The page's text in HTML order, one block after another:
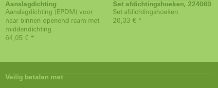
Aanslagdichting
Aanslagdichting (EPDM) voor
naar binnen openend raam met
middendichting
64,05 € *
Set afdichtingshoeken, 224069
Set afdichtingshoeken
20,33 € *
Veilig betalen met